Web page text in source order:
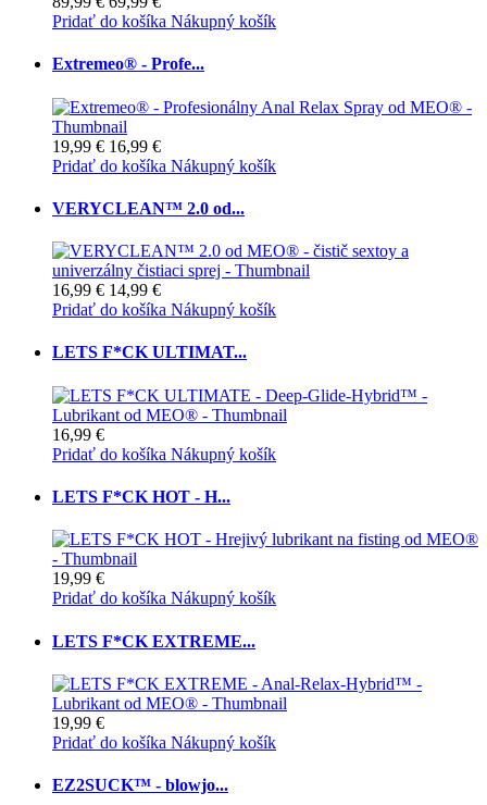
Pridať do košíka Nákupný košík
Extremeo® - Profe...
19,99 € 16,99 €
Pridať do košíka Nákupný košík
VERYCLEAN™ 2.0 od...
16,99 € 14,99 €
Pridať do košíka Nákupný košík
LETS F*CK ULTIMAT...
16,99 €
Pridať do košíka Nákupný košík
LETS F*CK HOT - H...
19,99 €
Pridať do košíka Nákupný košík
LETS F*CK EXTREME...
19,99 €
Pridať do košíka Nákupný košík
EZ2SUCK™ - blowjo...